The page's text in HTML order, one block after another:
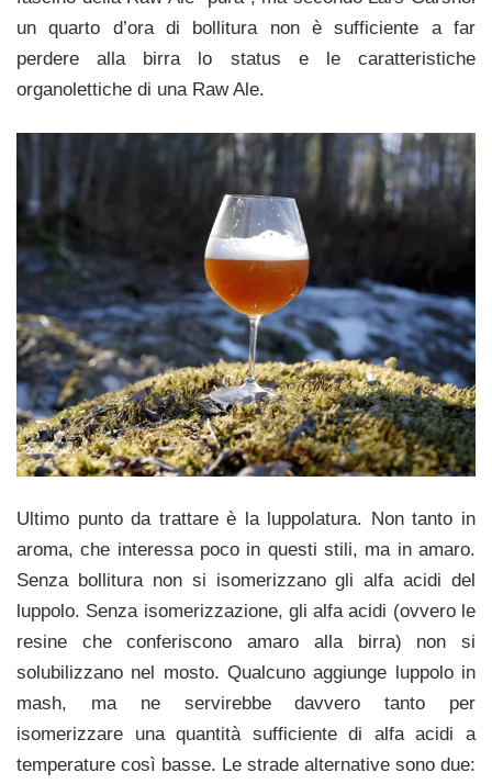
un quarto d’ora di bollitura non è sufficiente a far
perdere alla birra lo status e le caratteristiche
organolettiche di una Raw Ale.
Ultimo punto da trattare è la luppolatura. Non tanto in
aroma, che interessa poco in questi stili, ma in amaro.
Senza bollitura non si isomerizzano gli alfa acidi del
luppolo. Senza isomerizzazione, gli alfa acidi (ovvero le
resine che conferiscono amaro alla birra) non si
solubilizzano nel mosto. Qualcuno aggiunge luppolo in
mash, ma ne servirebbe davvero tanto per
isomerizzare una quantità sufficiente di alfa acidi a
temperature così basse. Le strade alternative sono due: